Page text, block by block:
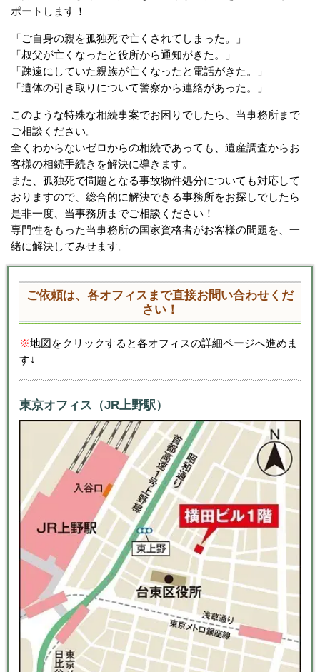
ポートします！
「ご自身の親を孤独死で亡くされてしまった。」
「叔父が亡くなったと役所から通知がきた。」
「疎遠にしていた親族が亡くなったと電話がきた。」
「遺体の引き取りについて警察から連絡があった。」
このような特殊な相続事案でお困りでしたら、当事務所まで
ご相談ください。
全くわからないゼロからの相続であっても、遺産調査からお
客様の相続手続きを解決に導きます。
また、孤独死で問題となる事故物件処分についても対応して
おりますので、総合的に解決できる事務所をお探しでしたら
是非一度、当事務所までご相談ください！
専門性をもった当事務所の国家資格者がお客様の問題を、一
緒に解決してみせます。
ご依頼は、各オフィスまで直接お問い合わせくだ
さい！
※地図をクリックすると各オフィスの詳細ページへ進めま
す↓
東京オフィス（JR上野駅）